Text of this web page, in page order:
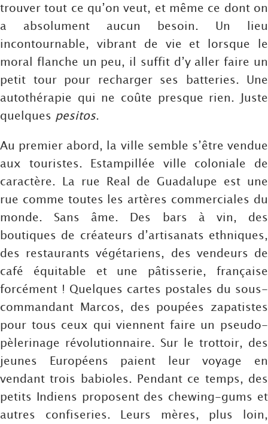
trouver tout ce qu’on veut, et même ce dont on
a absolument aucun besoin. Un lieu
incontournable, vibrant de vie et lorsque le
moral flanche un peu, il suffit d’y aller faire un
petit tour pour recharger ses batteries. Une
autothérapie qui ne coûte presque rien. Juste
quelques pesitos.
Au premier abord, la ville semble s’être vendue
aux touristes. Estampillée ville coloniale de
caractère. La rue Real de Guadalupe est une
rue comme toutes les artères commerciales du
monde. Sans âme. Des bars à vin, des
boutiques de créateurs d’artisanats ethniques,
des restaurants végétariens, des vendeurs de
café équitable et une pâtisserie, française
forcément ! Quelques cartes postales du sous-
commandant Marcos, des poupées zapatistes
pour tous ceux qui viennent faire un pseudo-
pèlerinage révolutionnaire. Sur le trottoir, des
jeunes Européens paient leur voyage en
vendant trois babioles. Pendant ce temps, des
petits Indiens proposent des chewing-gums et
autres confiseries. Leurs mères, plus loin,